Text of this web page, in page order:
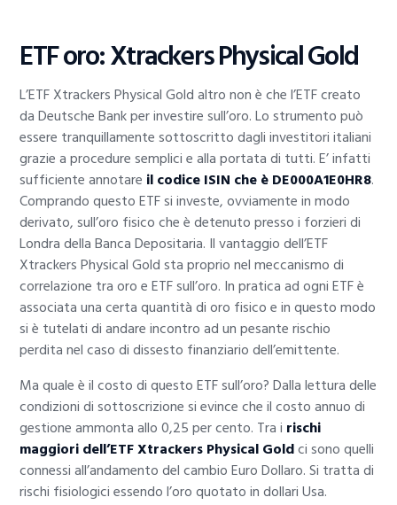
ETF oro: Xtrackers Physical Gold
L’ETF Xtrackers Physical Gold altro non è che l’ETF creato
da Deutsche Bank per investire sull’oro. Lo strumento può
essere tranquillamente sottoscritto dagli investitori italiani
grazie a procedure semplici e alla portata di tutti. E’ infatti
sufficiente annotare il codice ISIN che è DE000A1E0HR8.
Comprando questo ETF si investe, ovviamente in modo
derivato, sull’oro fisico che è detenuto presso i forzieri di
Londra della Banca Depositaria. Il vantaggio dell’ETF
Xtrackers Physical Gold sta proprio nel meccanismo di
correlazione tra oro e ETF sull’oro. In pratica ad ogni ETF è
associata una certa quantità di oro fisico e in questo modo
si è tutelati di andare incontro ad un pesante rischio
perdita nel caso di dissesto finanziario dell’emittente.
Ma quale è il costo di questo ETF sull’oro? Dalla lettura delle
condizioni di sottoscrizione si evince che il costo annuo di
gestione ammonta allo 0,25 per cento. Tra i rischi
maggiori dell’ETF Xtrackers Physical Goldci sono quelli
connessi all’andamento del cambio Euro Dollaro. Si tratta di
rischi fisiologici essendo l’oro quotato in dollari Usa.